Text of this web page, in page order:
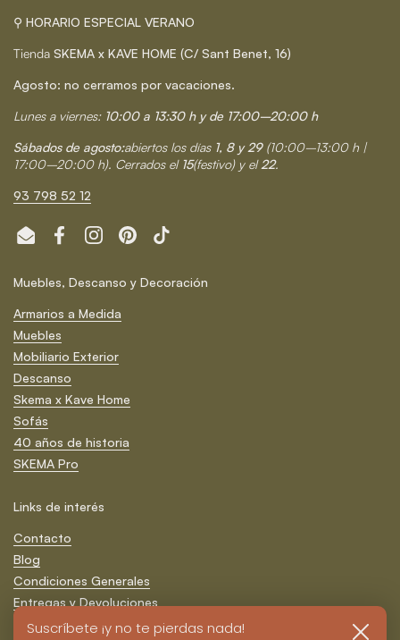
⚲ HORARIO ESPECIAL VERANO
Tienda SKEMA x KAVE HOME (C/ Sant Benet, 16)
Agosto: no cerramos por vacaciones.
Lunes a viernes: 10:00 a 13:30 h y de 17:00–20:00 h
Sábados de agosto:abiertos los días 1, 8 y 29 (10:00–13:00 h |
17:00–20:00 h). Cerrados el 15(festivo) y el22.
93 798 52 12
Email FacebookInstagramPinterestTikTok
Muebles, Descanso y Decoración
Armarios a Medida
Muebles
Mobiliario Exterior
Descanso
Skema x Kave Home
Sofás
40 años de historia
SKEMA Pro
Links de interés
Contacto
Blog
Condiciones Generales
Entregas y Devoluciones
Formas de Pago
Suscríbete ¡y no te pierdas nada! Cerrar